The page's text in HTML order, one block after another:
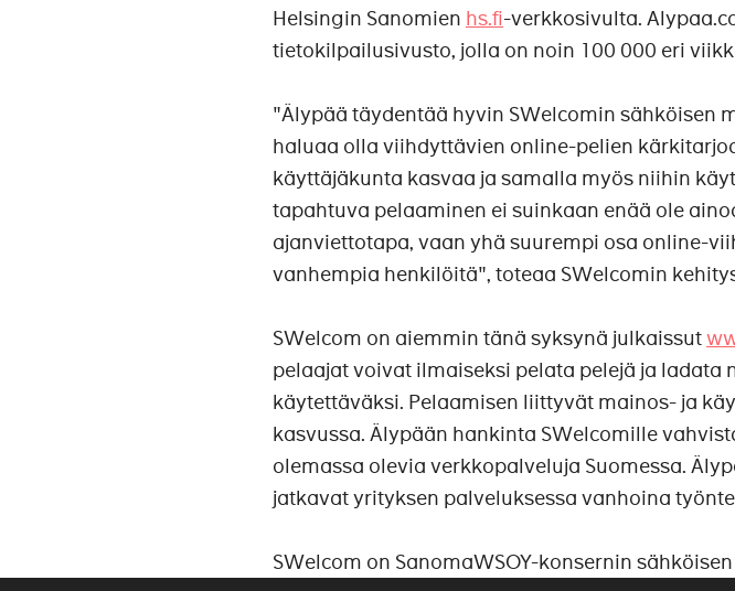
Helsingin Sanomien hs.fi-verkkosivulta.
tietokilpailusivusto, jolla on noin 100 000 eri
"Älypää täydentää hyvin SWelcomin sähköisen
haluaa olla viihdyttävien online-pelien
käyttäjäkunta kasvaa ja samalla myös niihin
tapahtuva pelaaminen ei suinkaan enää ole
ajanviettotapa, vaan yhä suurempi osa online-
vanhempia henkilöitä", toteaa SWelcomin
SWelcom on aiemmin tänä syksynä julkaissut
pelaajat voivat ilmaiseksi pelata pelejä ja ladata
käytettäväksi. Pelaamisen liittyvät mainos- ja
kasvussa. Älypään hankinta SWelcomille
olemassa olevia verkkopalveluja Suomessa.
jatkavat yrityksen palveluksessa vanhoina
SWelcom on SanomaWSOY-konsernin